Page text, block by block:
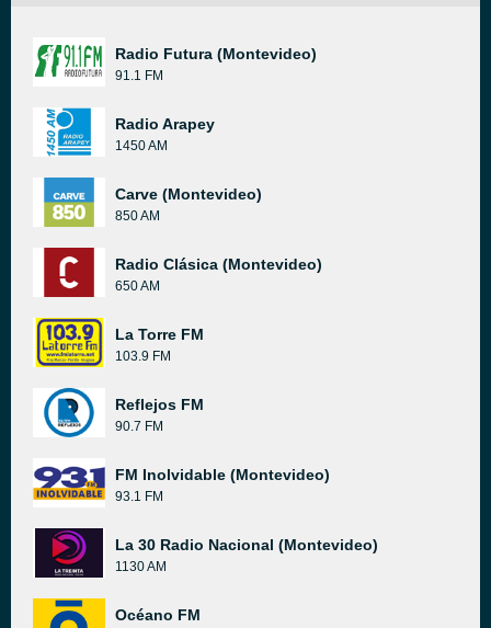
Radio Futura (Montevideo)
91.1 FM
Radio Arapey
1450 AM
Carve (Montevideo)
850 AM
Radio Clásica (Montevideo)
650 AM
La Torre FM
103.9 FM
Reflejos FM
90.7 FM
FM Inolvidable (Montevideo)
93.1 FM
La 30 Radio Nacional (Montevideo)
1130 AM
Océano FM